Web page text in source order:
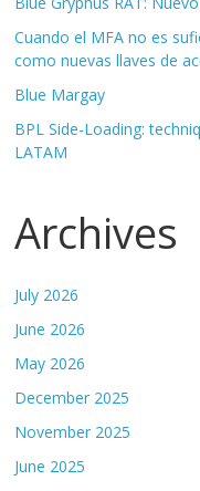
Cuando el MFA no es
como nuevas llaves de
Blue Margay
BPL Side-Loading:
LATAM
Archives
July 2026
June 2026
May 2026
December 2025
November 2025
June 2025